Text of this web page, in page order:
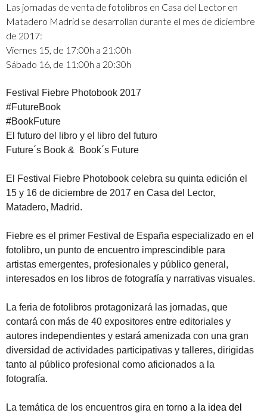
Las jornadas de venta de fotolibros en Casa del Lector en
Matadero Madrid se desarrollan durante el mes de diciembre
de 2017:
Viernes 15, de 17:00h a 21:00h
Sábado 16, de 11:00h a 20:30h
Festival Fiebre Photobook 2017
#FutureBook
#BookFuture
El futuro del libro y el libro del futuro
Future´s Book & Book´s Future
El Festival Fiebre Photobook celebra su quinta edición el
15 y 16 de diciembre de 2017 en Casa del Lector,
Matadero, Madrid.
Fiebre es el primer Festival de España especializado en el
fotolibro, un punto de encuentro imprescindible para
artistas emergentes, profesionales y público general,
interesados en los libros de fotografía y narrativas visuales.
La feria de fotolibros protagonizará las jornadas, que
contará con más de 40 expositores entre editoriales y
autores independientes y estará amenizada con una gran
diversidad de actividades participativas y talleres, dirigidas
tanto al público profesional como aficionados a la
fotografía.
La temática de los encuentros gira en torno a la idea del